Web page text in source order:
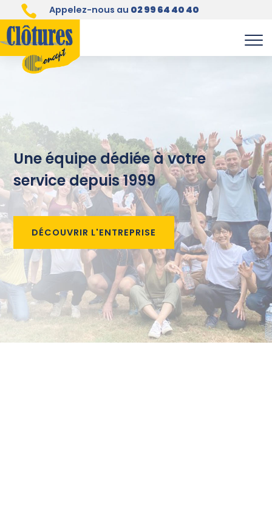
 Appelez-nous au 02 99 64 40 40
Une équipe dédiée à votre
service depuis 1999
DÉCOUVRIR L'ENTREPRISE